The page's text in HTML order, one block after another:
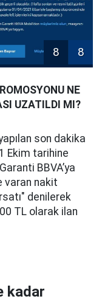
8 8
NE
UZATILDI MI?
son dakika
Ekim tarihine
BBVA’ya
varan nakit
denilerek
TL olarak ilan
kadar